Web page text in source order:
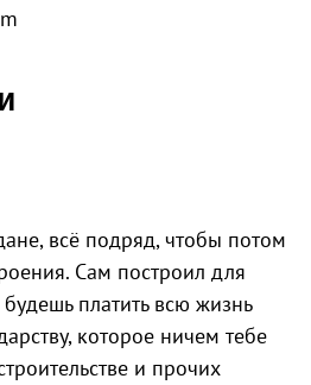
всё подряд, чтобы потом
Сам построил для
платить всю жизнь
которое ничем тебе
и прочих